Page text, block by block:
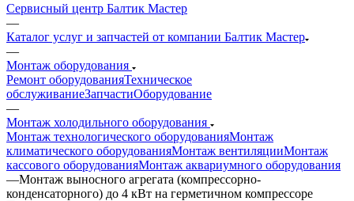
Сервисный центр Балтик Мастер
—
Каталог услуг и запчастей от компании Балтик Мастер
—
Монтаж оборудования
Ремонт оборудованияТехническое
обслуживаниеЗапчастиОборудование
—
Монтаж холодильного оборудования
Монтаж технологического оборудованияМонтаж
климатического оборудованияМонтаж вентиляцииМонтаж
кассового оборудованияМонтаж аквариумного оборудования
—Монтаж выносного агрегата (компрессорно-
конденсаторного) до 4 кВт на герметичном компрессоре